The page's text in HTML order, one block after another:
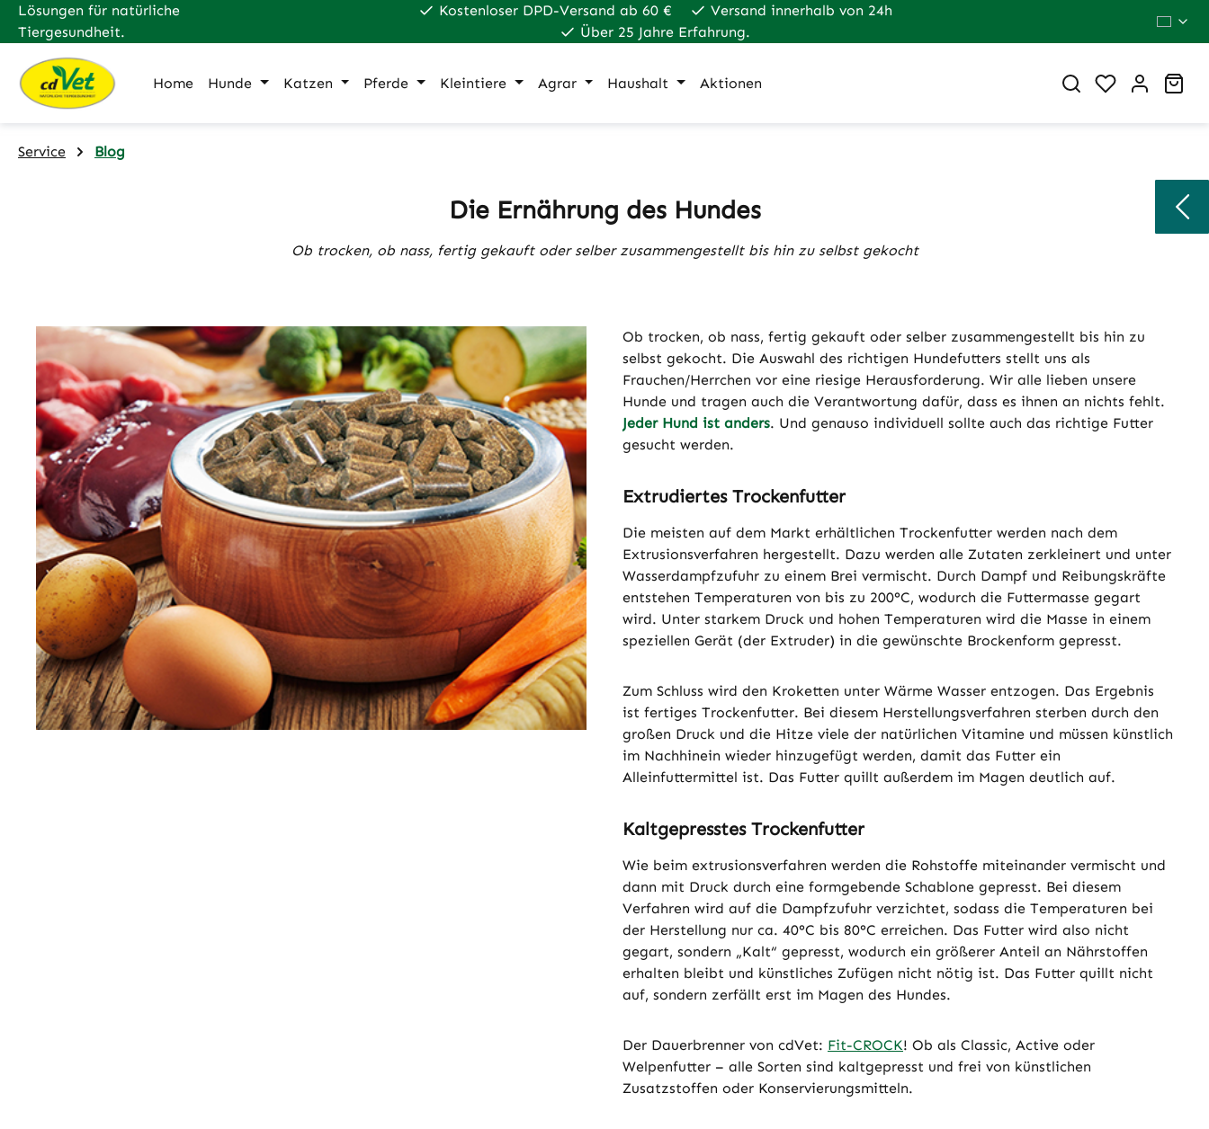
Hauptinhalt springen
Zur Suche springen
Zur Hauptnavigation springen
Lösungen für natürliche
Tiergesundheit.
Kostenloser DPD-Versand ab 60 €
Versand innerhalb von 24h
Über 25 Jahre Erfahrung.
Home Hunde Katzen Pferde Kleintiere Agrar Haushalt Aktionen Du hast 0
Service Blog
Die Ernährung des Hundes
Ob trocken, ob nass, fertig gekauft oder selber zusammengestellt bis hin zu selbst gekocht
Ob trocken, ob nass, fertig gekauft oder selber zusammengestellt bis hin zu
selbst gekocht. Die Auswahl des richtigen Hundefutters stellt uns als
Frauchen/Herrchen vor eine riesige Herausforderung. Wir alle lieben unsere
Hunde und tragen auch die Verantwortung dafür, dass es ihnen an nichts fehlt.
Jeder Hund ist anders. Und genauso individuell sollte auch das richtige Futter
gesucht werden.
Extrudiertes Trockenfutter
Die meisten auf dem Markt erhältlichen Trockenfutter werden nach dem
Extrusionsverfahren hergestellt. Dazu werden alle Zutaten zerkleinert und unter
Wasserdampfzufuhr zu einem Brei vermischt. Durch Dampf und Reibungskräfte
entstehen Temperaturen von bis zu 200°C, wodurch die Futtermasse gegart
wird. Unter starkem Druck und hohen Temperaturen wird die Masse in einem
speziellen Gerät (der Extruder) in die gewünschte Brockenform gepresst.
Zum Schluss wird den Kroketten unter Wärme Wasser entzogen. Das Ergebnis
ist fertiges Trockenfutter. Bei diesem Herstellungsverfahren sterben durch den
großen Druck und die Hitze viele der natürlichen Vitamine und müssen künstlich
im Nachhinein wieder hinzugefügt werden, damit das Futter ein
Alleinfuttermittel ist. Das Futter quillt außerdem im Magen deutlich auf.
Kaltgepresstes Trockenfutter
Wie beim extrusionsverfahren werden die Rohstoffe miteinander vermischt und
dann mit Druck durch eine formgebende Schablone gepresst. Bei diesem
Verfahren wird auf die Dampfzufuhr verzichtet, sodass die Temperaturen bei
der Herstellung nur ca. 40°C bis 80°C erreichen. Das Futter wird also nicht
gegart, sondern „Kalt“ gepresst, wodurch ein größerer Anteil an Nährstoffen
erhalten bleibt und künstliches Zufügen nicht nötig ist. Das Futter quillt nicht
auf, sondern zerfällt erst im Magen des Hundes.
Der Dauerbrenner von cdVet: Fit-CROCK! Ob als Classic, Active oder
Welpenfutter – alle Sorten sind kaltgepresst und frei von künstlichen
Zusatzstoffen oder Konservierungsmitteln.